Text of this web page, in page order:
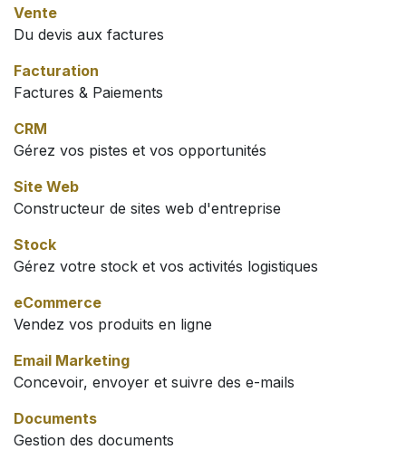
Vente
Du devis aux factures
Facturation
Factures & Paiements
CRM
Gérez vos pistes et vos opportunités
Site Web
Constructeur de sites web d'entreprise
Stock
Gérez votre stock et vos activités logistiques
eCommerce
Vendez vos produits en ligne
Email Marketing
Concevoir, envoyer et suivre des e-mails
Documents
Gestion des documents